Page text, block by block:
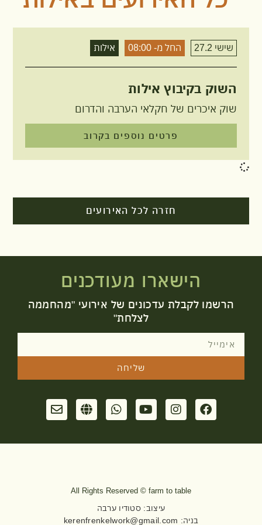
שישי 27.2 החל מ- 08:00 אילות
השוק בקיבוץ אילות
שוק איכרים של חקלאי הערבה והדרום
פרטים נוספים בקרוב
חזרה לכל האירועים
הישארו מעודכנים
הרשמו לקבלת עדכונים של אירועי "מהחממה
לצלחת"
שליחה
All Rights Reserved © farm to table
עיצוב: סטודיו ערבה​
בניה: kerenfrenkelwork@gmail.com